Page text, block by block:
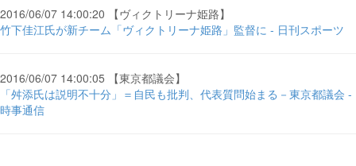
2016/06/07 14:00:20 【ヴィクトリーナ姫路】
竹下佳江氏が新チーム「ヴィクトリーナ姫路」監督に - 日刊スポーツ
2016/06/07 14:00:05 【東京都議会】
「舛添氏は説明不十分」＝自民も批判、代表質問始まる－東京都議会 -
時事通信